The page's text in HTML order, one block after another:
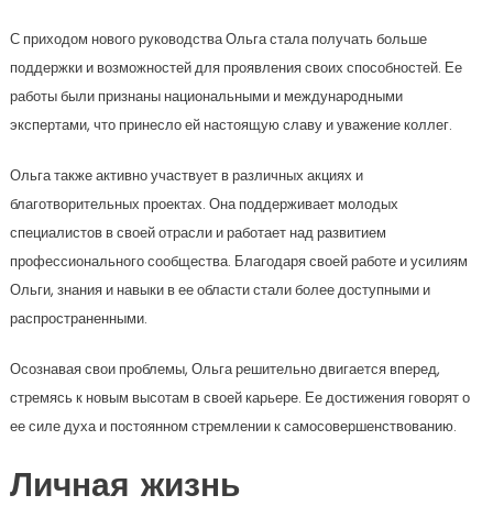
С приходом нового руководства Ольга стала получать больше
поддержки и возможностей для проявления своих способностей. Ее
работы были признаны национальными и международными
экспертами, что принесло ей настоящую славу и уважение коллег.
Ольга также активно участвует в различных акциях и
благотворительных проектах. Она поддерживает молодых
специалистов в своей отрасли и работает над развитием
профессионального сообщества. Благодаря своей работе и усилиям
Ольги, знания и навыки в ее области стали более доступными и
распространенными.
Осознавая свои проблемы, Ольга решительно двигается вперед,
стремясь к новым высотам в своей карьере. Ее достижения говорят о
ее силе духа и постоянном стремлении к самосовершенствованию.
Личная жизнь